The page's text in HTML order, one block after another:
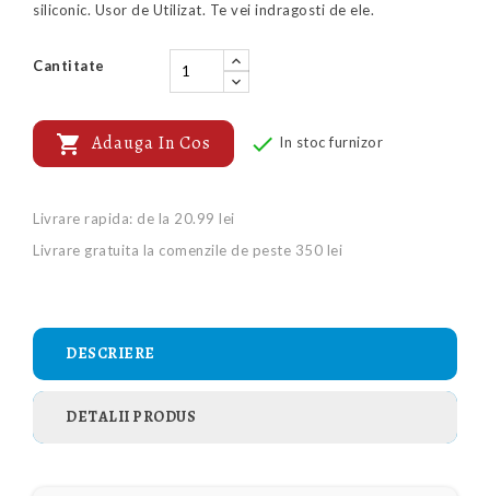
siliconic. Usor de Utilizat. Te vei indragosti de ele.
Cantitate
 Adauga In Cos  In stoc furnizor
Livrare rapida: de la 20.99 lei
Livrare gratuita la comenzile de peste 350 lei
DESCRIERE
DETALII PRODUS